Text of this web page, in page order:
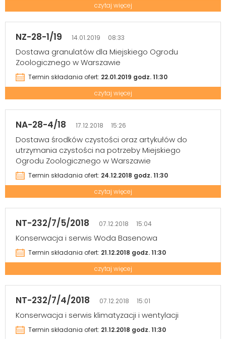
czytaj więcej
NZ-28-1/19 14.01.2019 08:33
Dostawa granulatów dla Miejskiego Ogrodu
Zoologicznego w Warszawie
Termin składania ofert: 22.01.2019 godz. 11:30
czytaj więcej
NA-28-4/18 17.12.2018 15:26
Dostawa środków czystości oraz artykułów do
utrzymania czystości na potrzeby Miejskiego
Ogrodu Zoologicznego w Warszawie
Termin składania ofert: 24.12.2018 godz. 11:30
czytaj więcej
NT-232/7/5/2018 07.12.2018 15:04
Konserwacja i serwis Woda Basenowa
Termin składania ofert: 21.12.2018 godz. 11:30
czytaj więcej
NT-232/7/4/2018 07.12.2018 15:01
Konserwacja i serwis klimatyzacji i wentylacji
Termin składania ofert: 21.12.2018 godz. 11:30